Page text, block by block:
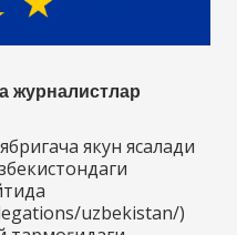
журналистлар
якун ясалади
uzbekistan/)